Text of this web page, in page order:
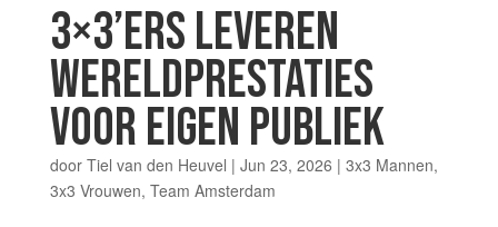
3×3’ERS LEVEREN
WERELDPRESTATIES
VOOR EIGEN PUBLIEK
door Tiel van den Heuvel | Jun 23, 2026 | 3x3 Mannen,
3x3 Vrouwen, Team Amsterdam